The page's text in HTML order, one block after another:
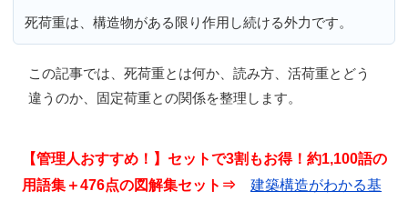
死荷重は、構造物がある限り作用し続ける外力です。
この記事では、 死荷重とは何か、読み方、活荷重とどう
違うのか、固定荷重との関係を整理します。
【管理人おすすめ！】セットで3割もお得！約1,100語の
用語集＋476点の図解集セット⇒ 建築構造がわかる基